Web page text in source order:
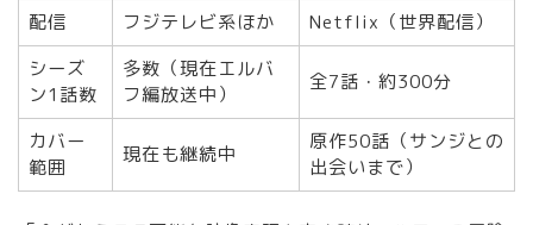
配信 フジテレビ系ほか
Netflix（世界配信）
シーズ
ン1話数
多数（現在エルバ
フ編放送中）
全7話・約300分
カバー
範囲
現在も継続中
原作50話（サンジとの
出会いまで）